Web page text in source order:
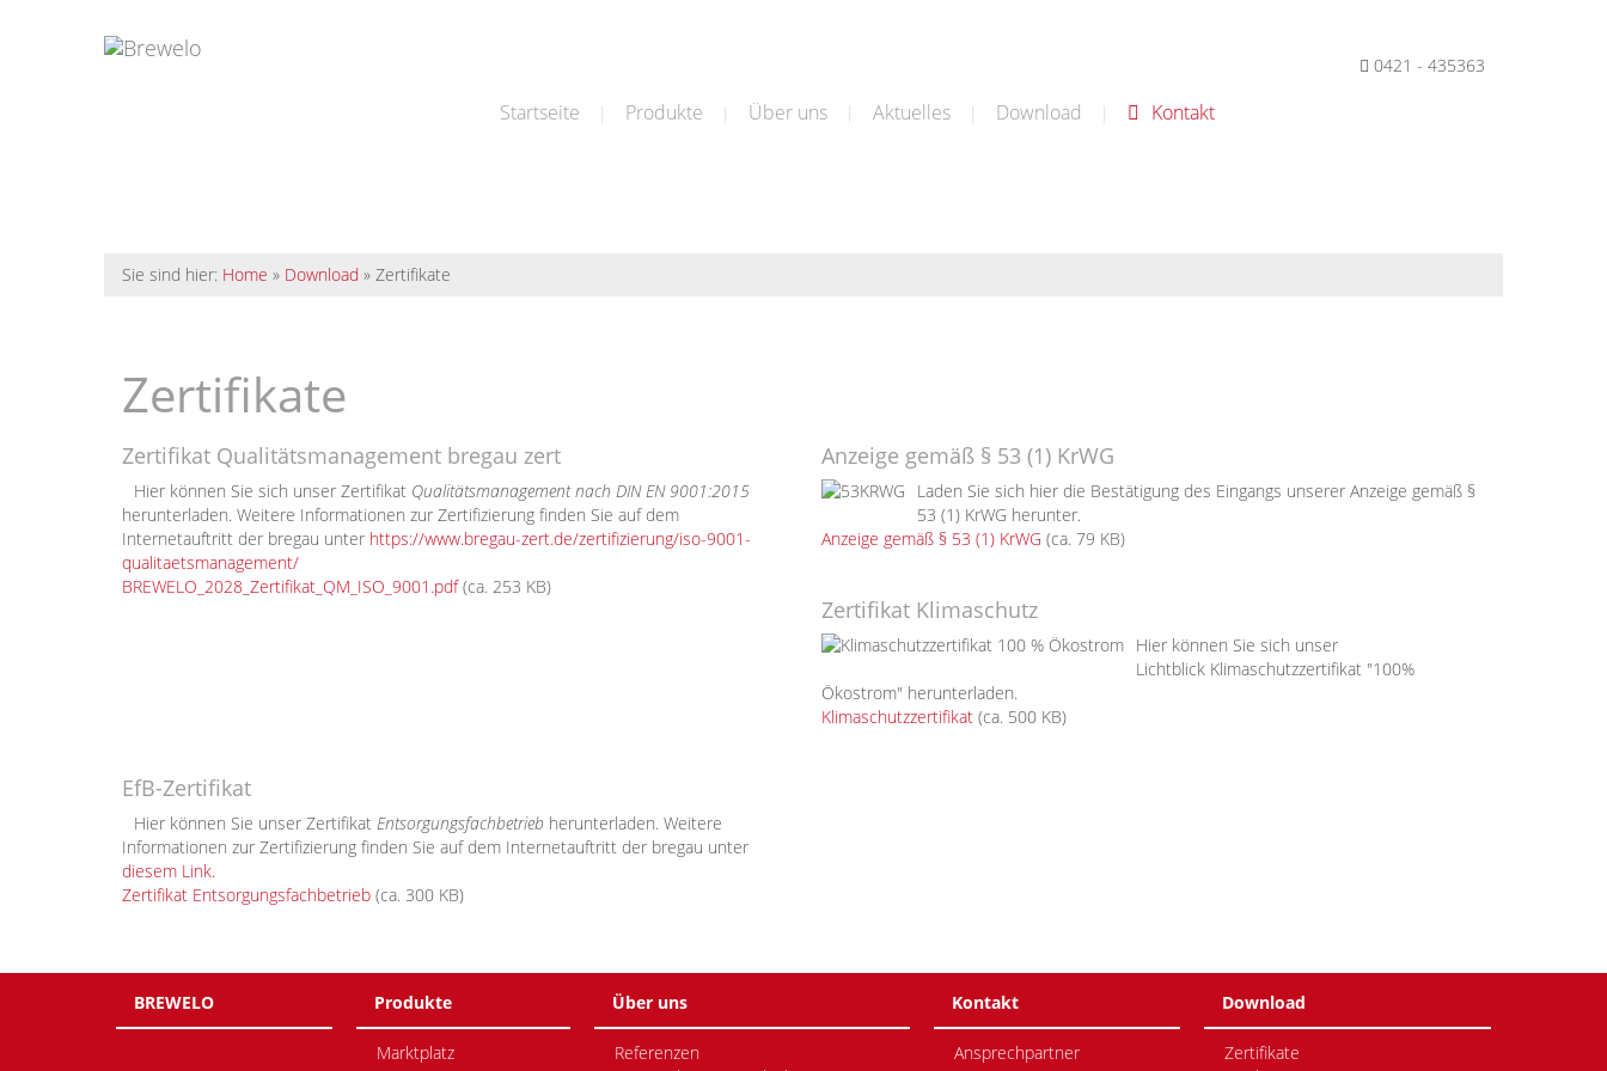
0421 - 435363
Startseite | Produkte | Über uns | Aktuelles | Download | Kontakt
Sie sind hier: Home » Download » Zertifikate
Zertifikate
Zertifikat Qualitätsmanagement bregau zert
Hier können Sie sich unser Zertifikat Qualitätsmanagement nach DIN EN 9001:2015
herunterladen. Weitere Informationen zur Zertifizierung finden Sie auf dem
Internetauftritt der bregau unter https://www.bregau-zert.de/zertifizierung/iso-9001-
qualitaetsmanagement/
BREWELO_2028_Zertifikat_QM_ISO_9001.pdf(ca. 253 KB)
Anzeige gemäß § 53 (1) KrWG
Laden Sie sich hier die Bestätigung des Eingangs unserer Anzeige gemäß §
53 (1) KrWG herunter.
Anzeige gemäß § 53 (1) KrWG (ca. 79 KB)
Zertifikat Klimaschutz
Hier können Sie sich unser
Lichtblick Klimaschutzzertifikat "100%
Ökostrom" herunterladen.
Klimaschutzzertifikat (ca. 500 KB)
EfB-Zertifikat
Hier können Sie unser Zertifikat Entsorgungsfachbetrieb herunterladen. Weitere
Informationen zur Zertifizierung finden Sie auf dem Internetauftritt der bregau unter
diesem Link.
Zertifikat Entsorgungsfachbetrieb (ca. 300 KB)
BREWELO Produkte
Marktplatz
Über uns
Referenzen
Kontakt
Ansprechpartner
Download
Zertifikate